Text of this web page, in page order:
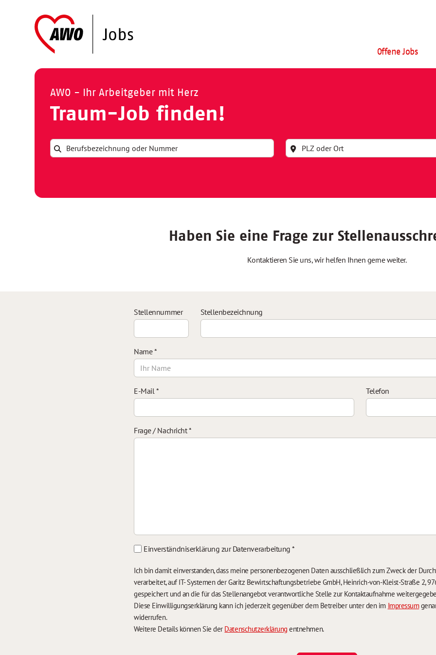
Offene Jobs
AWO - Ihr Arbeitgeber mit Herz
Traum-Job finden!
Haben Sie eine Frage zur
Kontaktieren Sie uns, wir helfen Ihnen gerne weiter.
Stellennummer Stellenbezeichnung
Name*
E-Mail* Telefon
Frage / Nachricht*
Einverständniserklärung zur Datenverarbeitung*
Ich bin damit einverstanden, dass meine personenbezogenen Daten ausschließlich zum Zweck der
verarbeitet, auf IT- Systemen der Garitz Bewirtschaftungsbetriebe GmbH, Heinrich-von-Kleist-Straße 2,
gespeichert und an die für das Stellenangebot verantwortliche Stelle zur Kontaktaufnahme
Diese Einwilligungserklärung kann ich jederzeit gegenüber dem Betreiber unter den im Impressum
widerrufen.
Weitere Details können Sie der Datenschutzerklärung entnehmen.